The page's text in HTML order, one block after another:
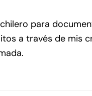
para
a través de mis